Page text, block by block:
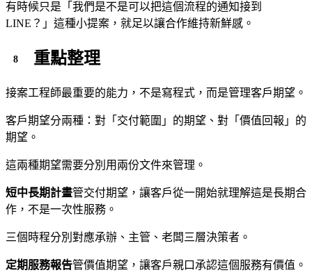
有時候只是「我們是不是可以把這個流程的通知接到
LINE？」這種小提案，就足以讓合作維持新鮮感。
重點整理
接案工程師最重要的能力，不是寫程式，而是管理客戶期望。
客戶期望分兩種：對「交付範圍」的期望、對「價值回報」的
期望。
這兩種期望需要分別用兩份文件來管理。
短中長期計畫管交付期望，讓客戶從一開始就理解這是長期合
作，不是一次性服務。
三個時程分別對應承辦、主管、老闆三層決策者。
定期服務報告管價值期望，讓客戶親口承認這個服務有價值。